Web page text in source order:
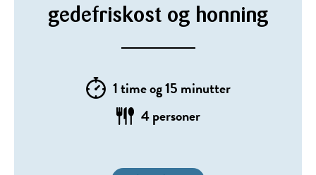
gedefriskost og honning
1 time og 15 minutter
4 personer